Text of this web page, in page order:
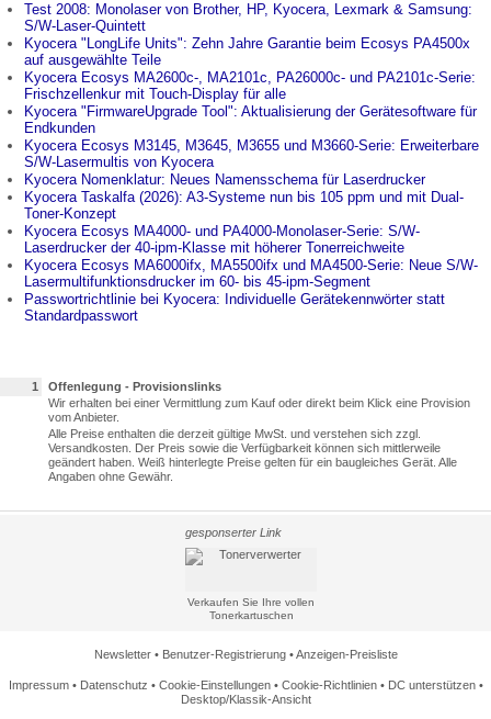
Test 2008: Monolaser von Brother, HP, Kyocera, Lexmark & Samsung:
S/W-Laser-Quintett
Kyocera "LongLife Units": Zehn Jahre Garantie beim Ecosys PA4500x
auf ausgewählte Teile
Kyocera Ecosys MA2600c-, MA2101c, PA26000c- und PA2101c-Serie:
Frischzellenkur mit Touch-Display für alle
Kyocera "FirmwareUpgrade Tool": Aktualisierung der Gerätesoftware für
Endkunden
Kyocera Ecosys M3145, M3645, M3655 und M3660-Serie: Erweiterbare
S/W-Lasermultis von Kyocera
Kyocera Nomenklatur: Neues Namensschema für Laserdrucker
Kyocera Taskalfa (2026): A3-Systeme nun bis 105 ppm und mit Dual-
Toner-Konzept
Kyocera Ecosys MA4000- und PA4000-Monolaser-Serie: S/W-
Laserdrucker der 40-ipm-Klasse mit höherer Tonerreichweite
Kyocera Ecosys MA6000ifx, MA5500ifx und MA4500-Serie: Neue S/W-
Lasermultifunktionsdrucker im 60- bis 45-ipm-Segment
Passwortrichtlinie bei Kyocera: Individuelle Gerätekennwörter statt
Standardpasswort
1
Offenlegung - Provisionslinks
Wir erhalten bei einer Vermittlung zum Kauf oder direkt beim Klick eine Provision
vom Anbieter.
Alle Preise enthalten die derzeit gültige MwSt. und verstehen sich zzgl.
Versandkosten. Der Preis sowie die Verfügbarkeit können sich mittlerweile
geändert haben. Weiß hinterlegte Preise gelten für ein baugleiches Gerät. Alle
Angaben ohne Gewähr.
gesponserter Link
Verkaufen Sie Ihre vollen
Tonerkartuschen
Newsletter• Benutzer-Registrierung•Anzeigen-Preisliste
Impressum• Datenschutz • Cookie-Einstellungen• Cookie-Richtlinien• DC unterstützen•
Desktop/Klassik-Ansicht